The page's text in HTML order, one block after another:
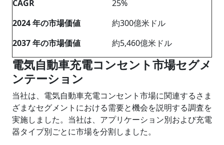
CAGR
25%
2024 年の市場価値
約300億米ドル
2037 年の市場価値
約5,460億米ドル
電気自動車充電コンセント市場セグメ
ンテーション
当社は、電気自動車充電コンセント市場に関連するさま
ざまなセグメントにおける需要と機会を説明する調査を
実施しました。当社は、 アプリケーション別および充電
器タイプ別ごとに市場を分割しました。